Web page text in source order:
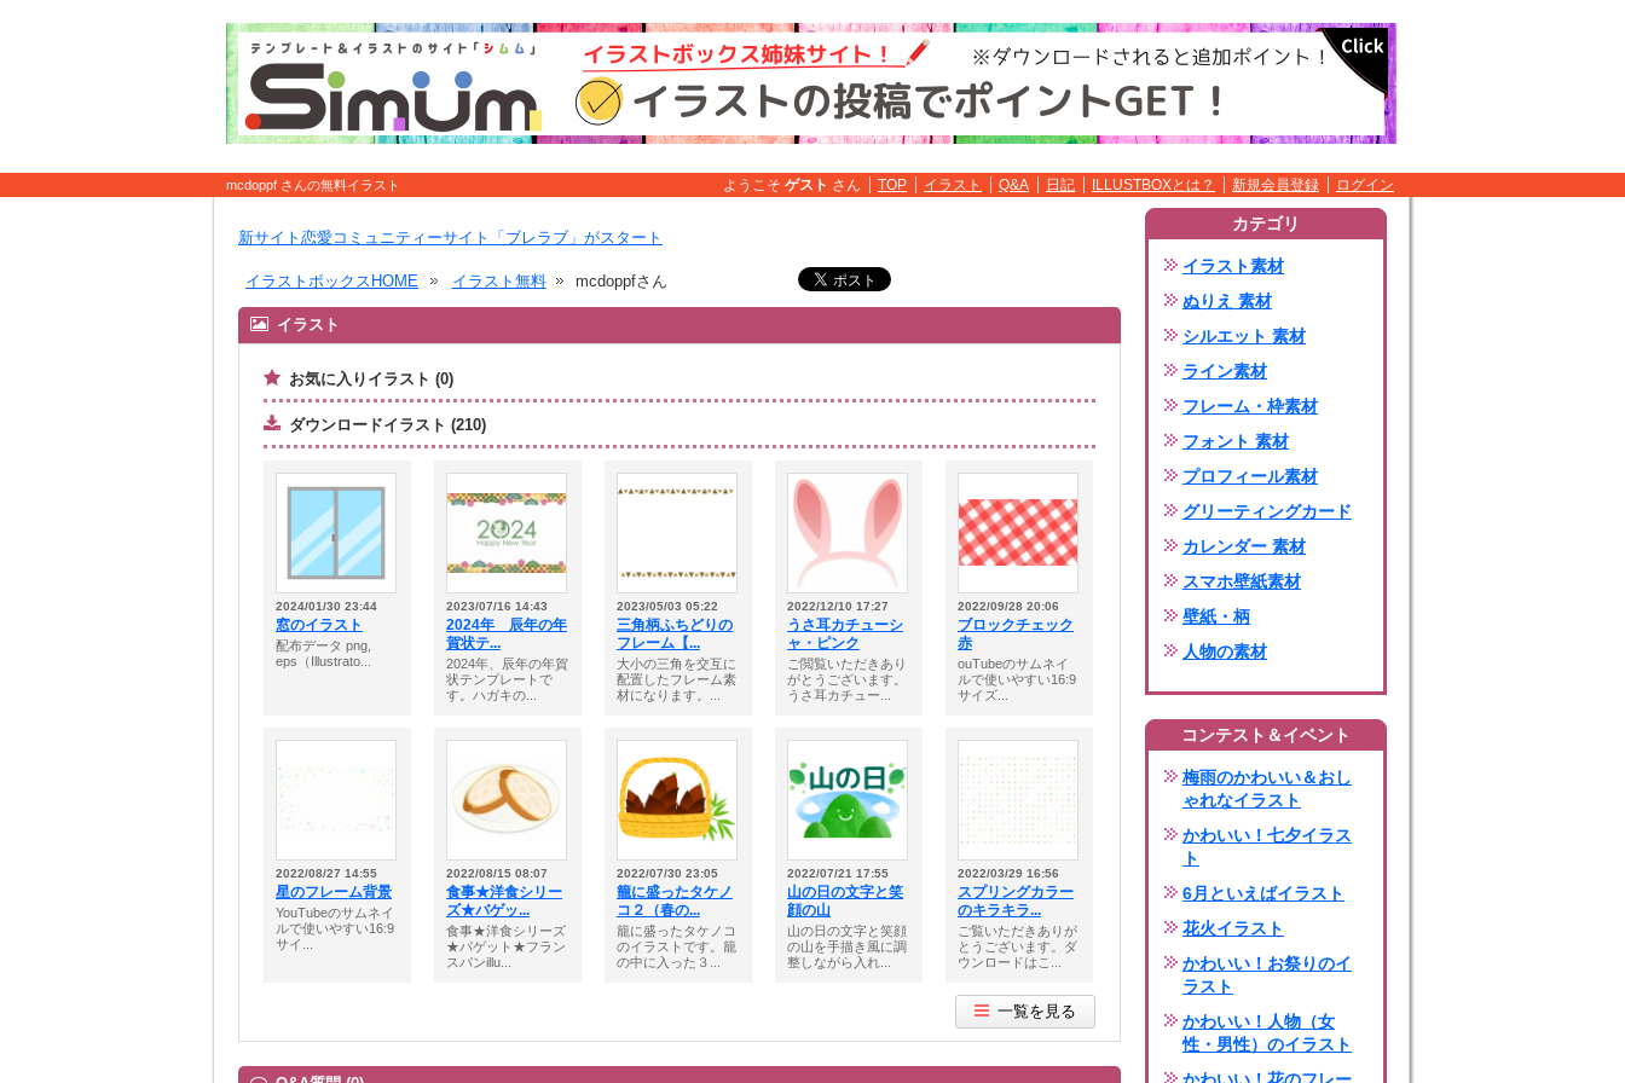
mcdoppf さんの無料イラスト ようこそ ゲスト さん TOP イラスト Q&A 日記 ILLUSTBOXとは？ 新規会員登録 ログイン
新サイト恋愛コミュニティーサイト「ブレラブ」がスタート
イラストボックスHOME イラスト無料 mcdoppfさん
イラスト
お気に入りイラスト (0)
ダウンロードイラスト (210)
2024/01/30 23:44
窓のイラスト
配布データ png,
eps（Illustrato...
2023/07/16 14:43
2024年 辰年の年
賀状テ...
2024年、辰年の年賀
状テンプレートで
す。ハガキの...
2023/05/03 05:22
三角柄ふちどりの
フレーム【...
大小の三角を交互に
配置したフレーム素
材になります。...
2022/12/10 17:27
うさ耳カチューシ
ャ・ピンク
ご閲覧いただきあり
がとうございます。
うさ耳カチュー...
2022/09/28 20:06
ブロックチェック
赤
ouTubeのサムネイ
ルで使いやすい16:9
サイズ...
2022/08/27 14:55
星のフレーム背景
YouTubeのサムネイ
ルで使いやすい16:9
サイ...
2022/08/15 08:07
食事★洋食シリー
ズ★バゲッ...
食事★洋食シリーズ
★バゲット★フラン
スパンillu...
2022/07/30 23:05
籠に盛ったタケノ
コ２（春の...
籠に盛ったタケノコ
のイラストです。籠
の中に入った３...
2022/07/21 17:55
山の日の文字と笑
顔の山
山の日の文字と笑顔
の山を手描き風に調
整しながら入れ...
2022/03/29 16:56
スプリングカラー
のキラキラ...
ご覧いただきありが
とうございます。ダ
ウンロードはこ...
一覧を見る
カテゴリ
イラスト素材
ぬりえ 素材
シルエット 素材
ライン素材
フレーム・枠素材
フォント 素材
プロフィール素材
グリーティングカード
カレンダー 素材
スマホ壁紙素材
壁紙・柄
人物の素材
コンテスト＆イベント
梅雨のかわいい＆おし
ゃれなイラスト
かわいい！七夕イラス
ト
6月といえばイラスト
花火イラスト
かわいい！お祭りのイ
ラスト
かわいい！人物（女
性・男性）のイラスト